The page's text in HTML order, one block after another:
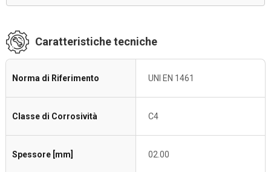
Caratteristiche tecniche
Norma di Riferimento UNI EN 1461
Classe di Corrosività C4
Spessore [mm] 02.00